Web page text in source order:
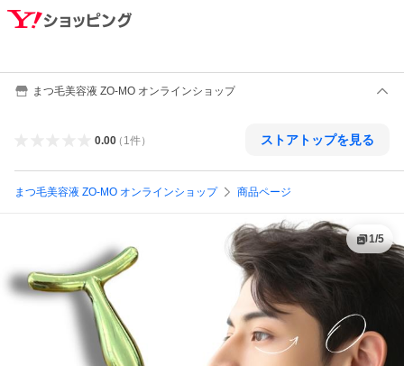
まつ毛美容液 ZO-MO オンラインショップ
0.00（ 1件） ストアトップを見る
まつ毛美容液 ZO-MO オンラインショップ 商品ページ
1/5